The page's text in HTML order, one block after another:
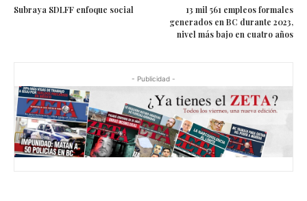
Subraya SDLFF enfoque social
13 mil 561 empleos formales
generados en BC durante 2023,
nivel más bajo en cuatro años
- Publicidad -